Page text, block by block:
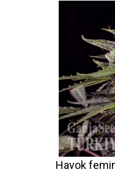
Havok